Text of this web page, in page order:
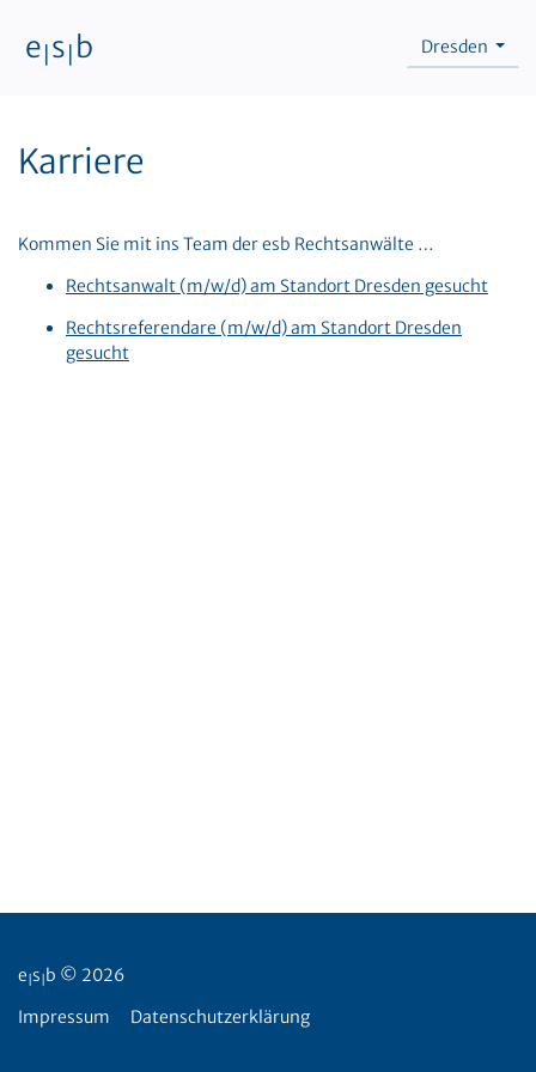
e s b Dresden
Karriere
Kommen Sie mit ins Team der esb Rechtsanwälte …
Rechtsanwalt (m/w/d) am Standort Dresden gesucht
Rechtsreferendare (m/w/d) am Standort Dresden
gesucht
e s b © 2026
Impressum
Datenschutzerklärung